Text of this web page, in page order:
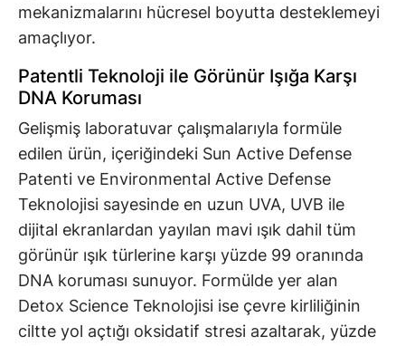
mekanizmalarını hücresel boyutta desteklemeyi
amaçlıyor.
Patentli Teknoloji ile Görünür Işığa Karşı
DNA Koruması
Gelişmiş laboratuvar çalışmalarıyla formüle
edilen ürün, içeriğindeki Sun Active Defense
Patenti ve Environmental Active Defense
Teknolojisi sayesinde en uzun UVA, UVB ile
dijital ekranlardan yayılan mavi ışık dahil tüm
görünür ışık türlerine karşı yüzde 99 oranında
DNA koruması sunuyor. Formülde yer alan
Detox Science Teknolojisi ise çevre kirliliğinin
ciltte yol açtığı oksidatif stresi azaltarak, yüzde